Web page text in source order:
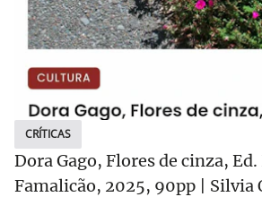
CRÍTICAS
Dora Gago, Flores de cinza,
Famalicão, 2025, 90pp | Silvia